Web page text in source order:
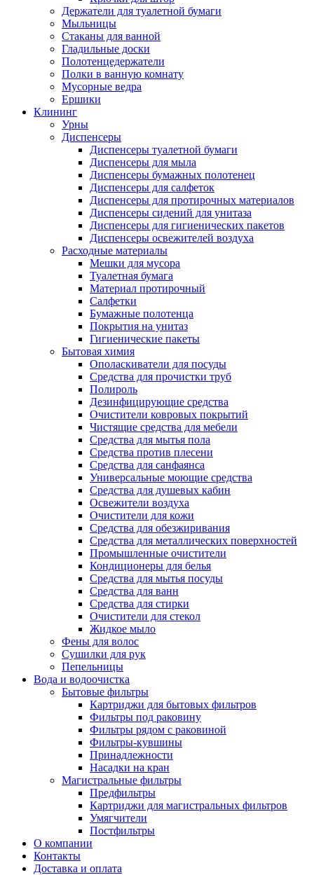
Держатели для туалетной бумаги
Мыльницы
Стаканы для ванной
Гладильные доски
Полотенцедержатели
Полки в ванную комнату
Мусорные ведра
Ершики
Клининг
Урны
Диспенсеры
Диспенсеры туалетной бумаги
Диспенсеры для мыла
Диспенсеры бумажных полотенец
Диспенсеры для салфеток
Диспенсеры для протирочных материалов
Диспенсеры сидений для унитаза
Диспенсеры для гигиенических пакетов
Диспенсеры освежителей воздуха
Расходные материалы
Мешки для мусора
Туалетная бумага
Материал протирочный
Салфетки
Бумажные полотенца
Покрытия на унитаз
Гигиенические пакеты
Бытовая химия
Ополаскиватели для посуды
Средства для прочистки труб
Полироль
Дезинфицирующие средства
Очистители ковровых покрытий
Чистящие средства для мебели
Средства для мытья пола
Средства против плесени
Средства для санфаянса
Универсальные моющие средства
Средства для душевых кабин
Освежители воздуха
Очистители для кожи
Средства для обезжиривания
Средства для металлических поверхностей
Промышленные очистители
Кондиционеры для белья
Средства для мытья посуды
Средства для ванн
Средства для стирки
Очистители для стекол
Жидкое мыло
Фены для волос
Сушилки для рук
Пепельницы
Вода и водоочистка
Бытовые фильтры
Картриджи для бытовых фильтров
Фильтры под раковину
Фильтры рядом с раковиной
Фильтры-кувшины
Принадлежности
Насадки на кран
Магистральные фильтры
Предфильтры
Картриджи для магистральных фильтров
Умягчители
Постфильтры
О компании
Контакты
Доставка и оплата